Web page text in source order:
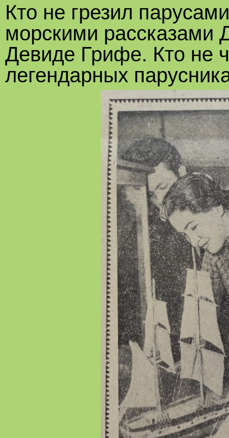
Кто не грезил
морскими рассказами
Девиде Грифе. Кто не
легендарных